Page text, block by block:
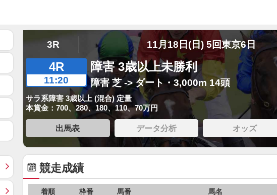
3R 11月18日(日) 5回東京6日
4R
11:20
障害 3歳以上未勝利
障害 芝 -> ダート・3,000m 14頭
サラ系障害 3歳以上 (混合) 定量
本賞金：700、280、180、110、70万円
出馬表 データ分析 オッズ
競走成績
着順 枠番 馬番 馬名